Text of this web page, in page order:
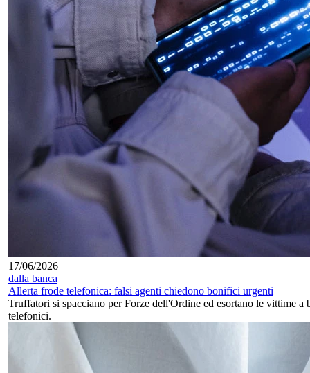
17/06/2026
dalla banca
Allerta frode telefonica: falsi agenti chiedono bonifici urgenti
Truffatori si spacciano per Forze dell'Ordine ed esortano le vittime
telefonici.